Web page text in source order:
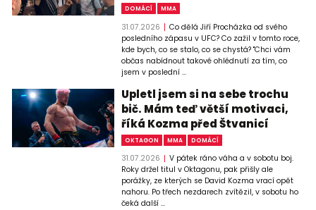
DOMÁCÍ MMA
31.07.2026
Co dělá Jiří Procházka od svého
posledního zápasu v UFC? Co zažil v tomto roce,
kde bych, co se stalo, co se chystá? "Chci vám
občas nabídnout takové ohlédnutí za tím, co
jsem v poslední ...
Upletl jsem si na sebe trochu
bič. Mám teď větší motivaci,
říká Kozma před Štvanicí
OKTAGON MMA DOMÁCÍ
31.07.2026
V pátek ráno váha a v sobotu boj.
Roky držel titul v Oktagonu, pak přišly ale
porážky, ze kterých se David Kozma vrací opět
nahoru. Po třech nezdarech zvítězil, v sobotu ho
čeká další ...